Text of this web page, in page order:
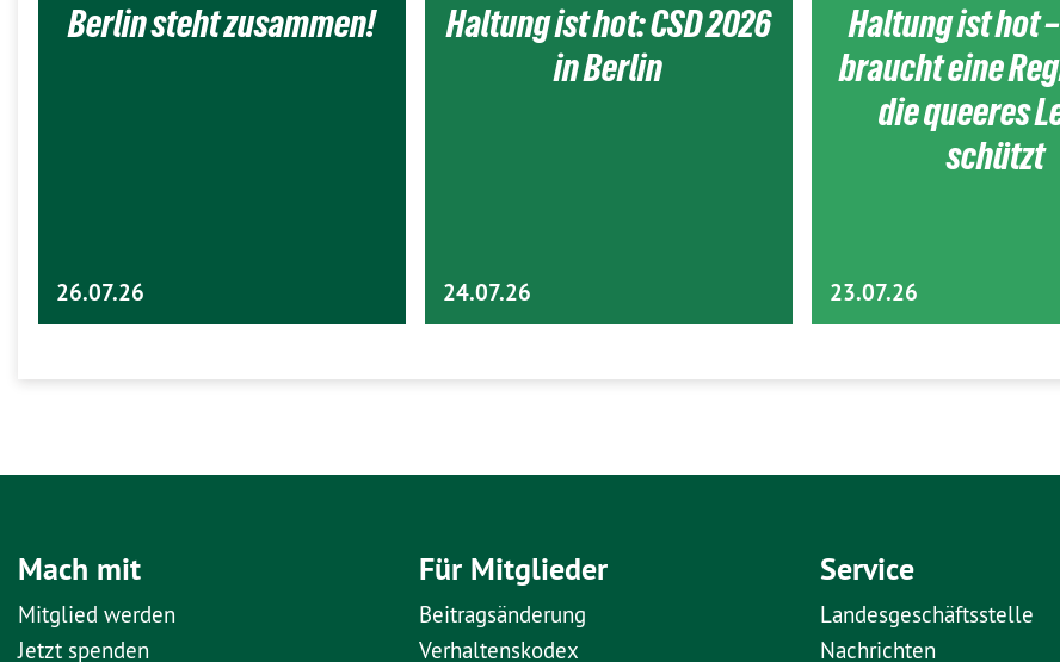
Berlin steht zusammen!
26.07.26
Haltung ist hot: CSD 2026
in Berlin
24.07.26
Haltung ist hot
braucht eine
die queeres
schützt
23.07.26
Mach mit
Mitglied werden
Jetzt spenden
Für Mitglieder
Beitragsänderung
Verhaltenskodex
Service
Landesgeschäftsstelle
Nachrichten